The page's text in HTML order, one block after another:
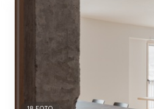
18 FOTO